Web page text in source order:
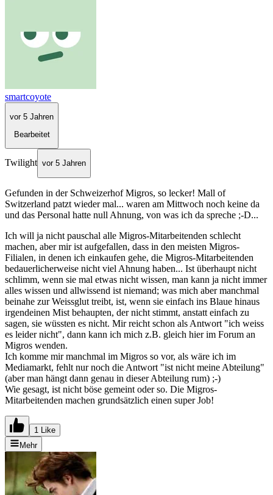
smartcoyote
vor 5 Jahren
Bearbeitet
Twilight vor 5 Jahren
Gefunden in der Schweizerhof Migros, so lecker! Mall of
Switzerland patzt wieder mal... waren am Mittwoch noch keine da
und das Personal hatte null Ahnung, von was ich da spreche ;-D...
Ich will ja nicht pauschal alle Migros-Mitarbeitenden schlecht
machen, aber mir ist aufgefallen, dass in den meisten Migros-
Filialen, in denen ich einkaufen gehe, die Migros-Mitarbeitenden
bedauerlicherweise nicht viel Ahnung haben... Ist überhaupt nicht
schlimm, wenn sie mal etwas nicht wissen, man kann ja nicht immer
alles wissen und allwissend ist niemand; was mich aber manchmal
beinahe zur Weissglut treibt, ist, wenn sie einfach ins Blaue hinaus
irgendeinen Mist behaupten, der nicht stimmt, anstatt einfach zu
sagen, sie wüssten es nicht. Mir reicht schon als Antwort "ich weiss
es leider nicht", dann kann ich mich z.B. gleich hier im Forum an
Migros wenden.
Ich komme mir manchmal im Migros so vor, als wäre ich im
Mediamarkt, fehlt nur noch die Antwort "ist nicht meine Abteilung"
(aber man hängt dann genau in dieser Abteilung rum) ;-)
Wie gesagt, ist nicht böse gemeint oder so. Die Migros-
Mitarbeitenden machen grundsätzlich einen super Job!
1 Like
Mehr